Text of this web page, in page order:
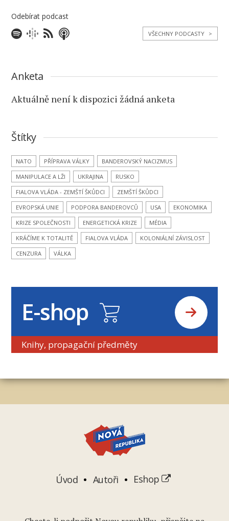
Odebírat podcast
VŠECHNY PODCASTY >
Anketa
Aktuálně není k dispozici žádná anketa
Štítky
NATO PŘÍPRAVA VÁLKY
BANDEROVSKÝ NACIZMUS
MANIPULACE A LŽI
UKRAJINA
RUSKO
FIALOVA VLÁDA - ZEMŠTÍ ŠKŮDCI
ZEMŠTÍ ŠKŮDCI
EVROPSKÁ UNIE
PODPORA BANDEROVCŮ USA
EKONOMIKA
KRIZE SPOLEČNOSTI
ENERGETICKÁ KRIZE
MÉDIA
KRÁČÍME K TOTALITĚ
FIALOVA VLÁDA
KOLONIÁLNÍ ZÁVISLOST
CENZURA
VÁLKA
E-shop
Knihy, propagační předměty
Úvod Autoři Eshop